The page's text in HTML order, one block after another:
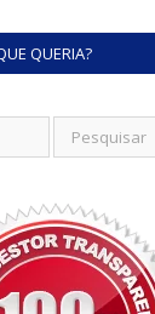
QUERIA?